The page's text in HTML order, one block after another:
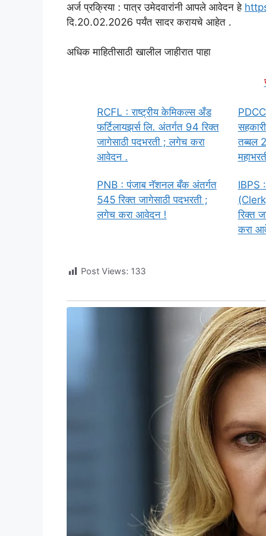
अर्ज प्रक्रिया : पात्र उमेदवारांनी आपले आवेदन हे
दि.20.02.2026 पर्यंत सादर करायचे आहेत .
अधिक माहितीसाठी खालील जाहीरात पाहा
RCFL : राष्ट्रीय केमिकल्स अँड
फर्टिलायझर्स लि. अंतर्गत 94 रिक्त
जागेसाठी पदभरती ; लगेच करा
आवेदन .
PDCC
तब्बल
PNB : पंजाब नॅशनल बँक अंतर्गत
545 रिक्त जागेसाठी पदभरती ;
लगेच करा आवेदन !
IBPS :
रिक्त
करा
Post Views: 133